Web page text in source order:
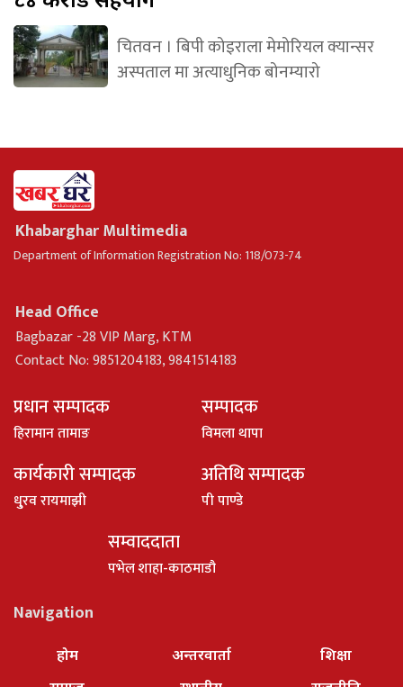
चितवन । बिपी कोइराला मेमोरियल क्यान्सर
अस्पताल मा अत्याधुनिक बोनम्यारो
Khabarghar Multimedia
Department of Information Registration No: 118/073-74
Head Office
Bagbazar -28 VIP Marg, KTM
Contact No: 9851204183, 9841514183
प्रधान सम्पादक
हिरामान तामाङ
सम्पादक
विमला थापा
कार्यकारी सम्पादक
धु्रव रायमाझी
अतिथि सम्पादक
पी पाण्डे
सम्वाददाता
पभेल शाहा-काठमाडौ
Navigation
होम
अन्तरवार्ता
शिक्षा